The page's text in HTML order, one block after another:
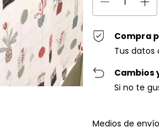
Compra
Tus datos
Cambios
Si no te
Entregas para el CP:
Medios de envío